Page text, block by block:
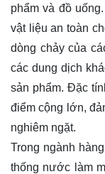
phẩm và đồ
vật liệu an toàn
dòng chảy của
các dung dịch
sản phẩm. Đặc
điểm cộng lớn,
nghiêm ngặt.
Trong ngành
thống nước làm